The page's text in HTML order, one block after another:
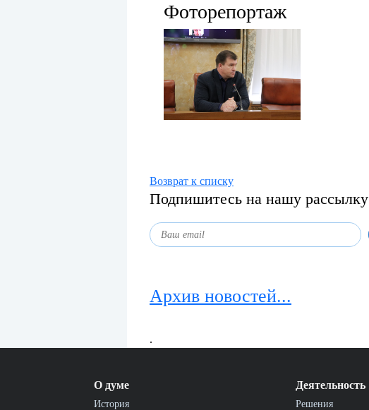
Фоторепортаж
Возврат к списку
Подпишитесь на нашу рассылку
Архив новостей...
.
О думе
История
Деятельность
Решения